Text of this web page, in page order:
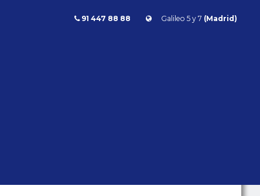
91 447 88 88 Galileo 5 y 7 (Madrid)